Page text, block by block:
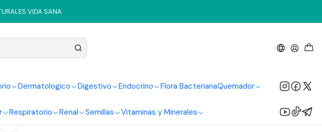
Dermatologico Digestivo Endocrino Flora BacterianaQuemador
Respiratorio Renal Semillas Vitaminas y Minerales
VIDA SANA
y Biotina 30 Perlas
y Biotina 30 Perlas
Agregar al Carrito Comprar ahora